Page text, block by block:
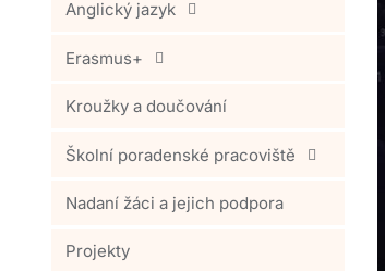
Anglický jazyk
Erasmus+
Kroužky a doučování
Školní poradenské pracoviště
Nadaní žáci a jejich podpora
Projekty